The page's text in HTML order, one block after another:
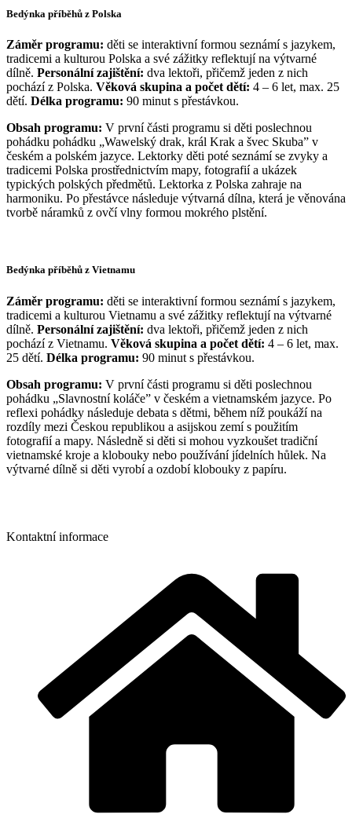
Bedýnka příběhů z Polska
Záměr programu: děti se interaktivní formou seznámí s jazykem,
tradicemi a kulturou Polska a své zážitky reflektují na výtvarné
dílně. Personální zajištění: dva lektoři, přičemž jeden z nich
pochází z Polska. Věková skupina a počet dětí: 4 – 6 let, max. 25
dětí. Délka programu: 90 minut s přestávkou.
Obsah programu: V první části programu si děti poslechnou
pohádku pohádku „Wawelský drak, král Krak a švec Skuba” v
českém a polském jazyce. Lektorky děti poté seznámí se zvyky a
tradicemi Polska prostřednictvím mapy, fotografií a ukázek
typických polských předmětů. Lektorka z Polska zahraje na
harmoniku. Po přestávce následuje výtvarná dílna, která je věnována
tvorbě náramků z ovčí vlny formou mokrého plstění.
Bedýnka příběhů z Vietnamu
Záměr programu: děti se interaktivní formou seznámí s jazykem,
tradicemi a kulturou Vietnamu a své zážitky reflektují na výtvarné
dílně. Personální zajištění: dva lektoři, přičemž jeden z nich
pochází z Vietnamu. Věková skupina a počet dětí: 4 – 6 let, max.
25 dětí. Délka programu: 90 minut s přestávkou.
Obsah programu: V první části programu si děti poslechnou
pohádku „Slavnostní koláče” v českém a vietnamském jazyce. Po
reflexi pohádky následuje debata s dětmi, během níž poukáží na
rozdíly mezi Českou republikou a asijskou zemí s použitím
fotografií a mapy. Následně si děti si mohou vyzkoušet tradiční
vietnamské kroje a klobouky nebo používání jídelních hůlek. Na
výtvarné dílně si děti vyrobí a ozdobí klobouky z papíru.
Kontaktní informace